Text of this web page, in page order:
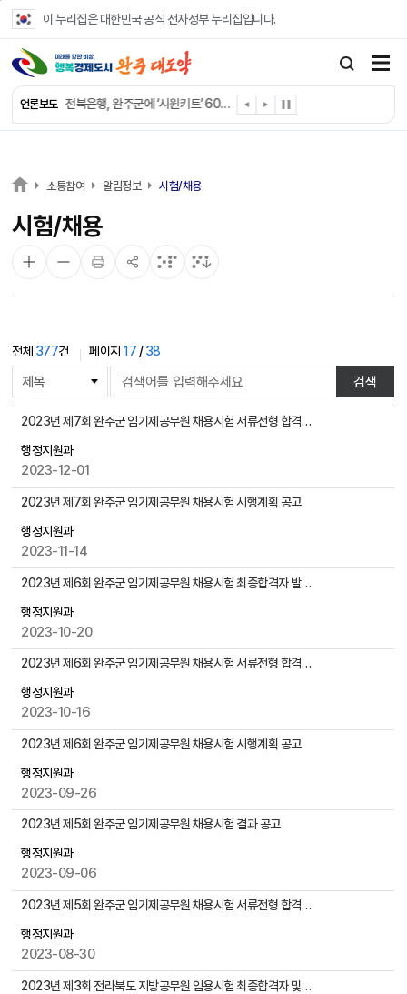
이 누리집은 대한민국 공식 전자정부 누리집입니다.
언론보도
완주 청소년, 삼성 임직원 만나 미래 진로 그린다
전북은행, 완주군에 ‘시원키트’ 60세트 기탁
㈜새눈, 완주군에 성금 1,000만 원 기탁
소통참여 알림정보 시험/채용
시험/채용
전체 377건 페이지 17 /38
물
색
검색
용
시
목
으
부
일
작
일
2023년 제7회 완주군 임기제공무원 채용시험 서류전형 합격자 발표 및 면접시험 시행계획 공고
행정지원과
2023-12-01
2023년 제7회 완주군 임기제공무원 채용시험 시행계획 공고
행정지원과
2023-11-14
2023년 제6회 완주군 임기제공무원 채용시험 최종합격자 발표 및 임용후보자 등록요령 공고
행정지원과
2023-10-20
2023년 제6회 완주군 임기제공무원 채용시험 서류전형 합격자 발표 및 면접시험 시행계획 공고
행정지원과
2023-10-16
2023년 제6회 완주군 임기제공무원 채용시험 시행계획 공고
행정지원과
2023-09-26
2023년 제5회 완주군 임기제공무원 채용시험 결과 공고
행정지원과
2023-09-06
2023년 제5회 완주군 임기제공무원 채용시험 서류전형 합격자발표 및 면접시험 시행계획 공고
행정지원과
2023-08-30
2023년 제3회 전라북도 지방공무원 임용시험 최종합격자 및 등록요령 공고